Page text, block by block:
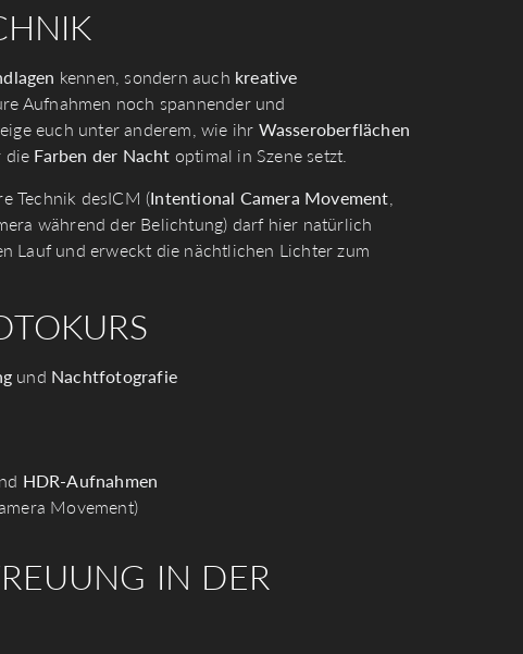
kennen, sondern auch kreative
Aufnahmen noch spannender und
euch unter anderem, wie ihr Wasseroberflächen
die Farben der Nacht optimal in Szene setzt.
Technik desICM (Intentional Camera Movement,
während der Belichtung) darf hier natürlich
Lauf und erweckt die nächtlichen Lichter zum
und Nachtfotografie
HDR-Aufnahmen
Movement)
IN DER